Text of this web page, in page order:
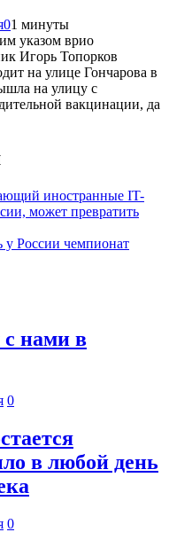
01 минуты
указом врио
Игорь Топорков
на улице Гончарова в
на улицу с
вакцинации, да
иностранные IT-
может превратить
у России чемпионат
с нами в
0
в любой день
0